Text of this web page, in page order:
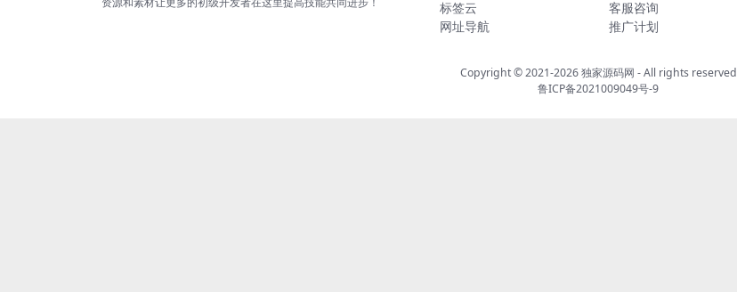
标签云
网址导航
客服咨询
推广计划
Copyright © 2021-2026独家源码网 - All rights reserved
鲁ICP备2021009049号-9